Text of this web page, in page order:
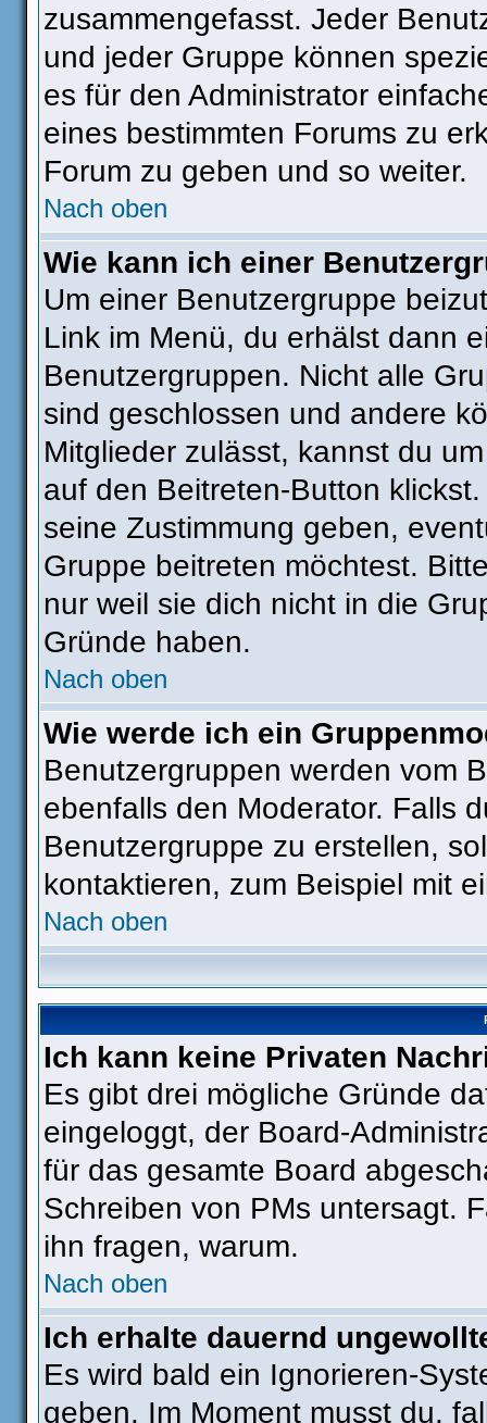
zusammengefasst. Jeder
und jeder Gruppe können
es für den Administrator
eines bestimmten Forums zu
Forum zu geben und so weiter.
Nach oben
Wie kann ich einer
Um einer Benutzergruppe
Link im Menü, du erhälst dann
Benutzergruppen. Nicht alle
sind geschlossen und andere
Mitglieder zulässt, kannst du
auf den Beitreten-Button
seine Zustimmung geben,
Gruppe beitreten möchtest.
nur weil sie dich nicht in die
Gründe haben.
Nach oben
Wie werde ich ein
Benutzergruppen werden vom
ebenfalls den Moderator. Falls
Benutzergruppe zu erstellen,
kontaktieren, zum Beispiel mit
Nach oben
Ich kann keine Privaten
Es gibt drei mögliche Gründe
eingeloggt, der Board-
für das gesamte Board
Schreiben von PMs untersagt.
ihn fragen, warum.
Nach oben
Ich erhalte dauernd
Es wird bald ein Ignorieren-
geben. Im Moment musst du,